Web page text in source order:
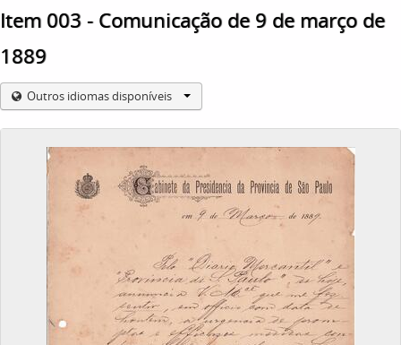
Item 003 - Comunicação de 9 de março de
1889
Outros idiomas disponíveis